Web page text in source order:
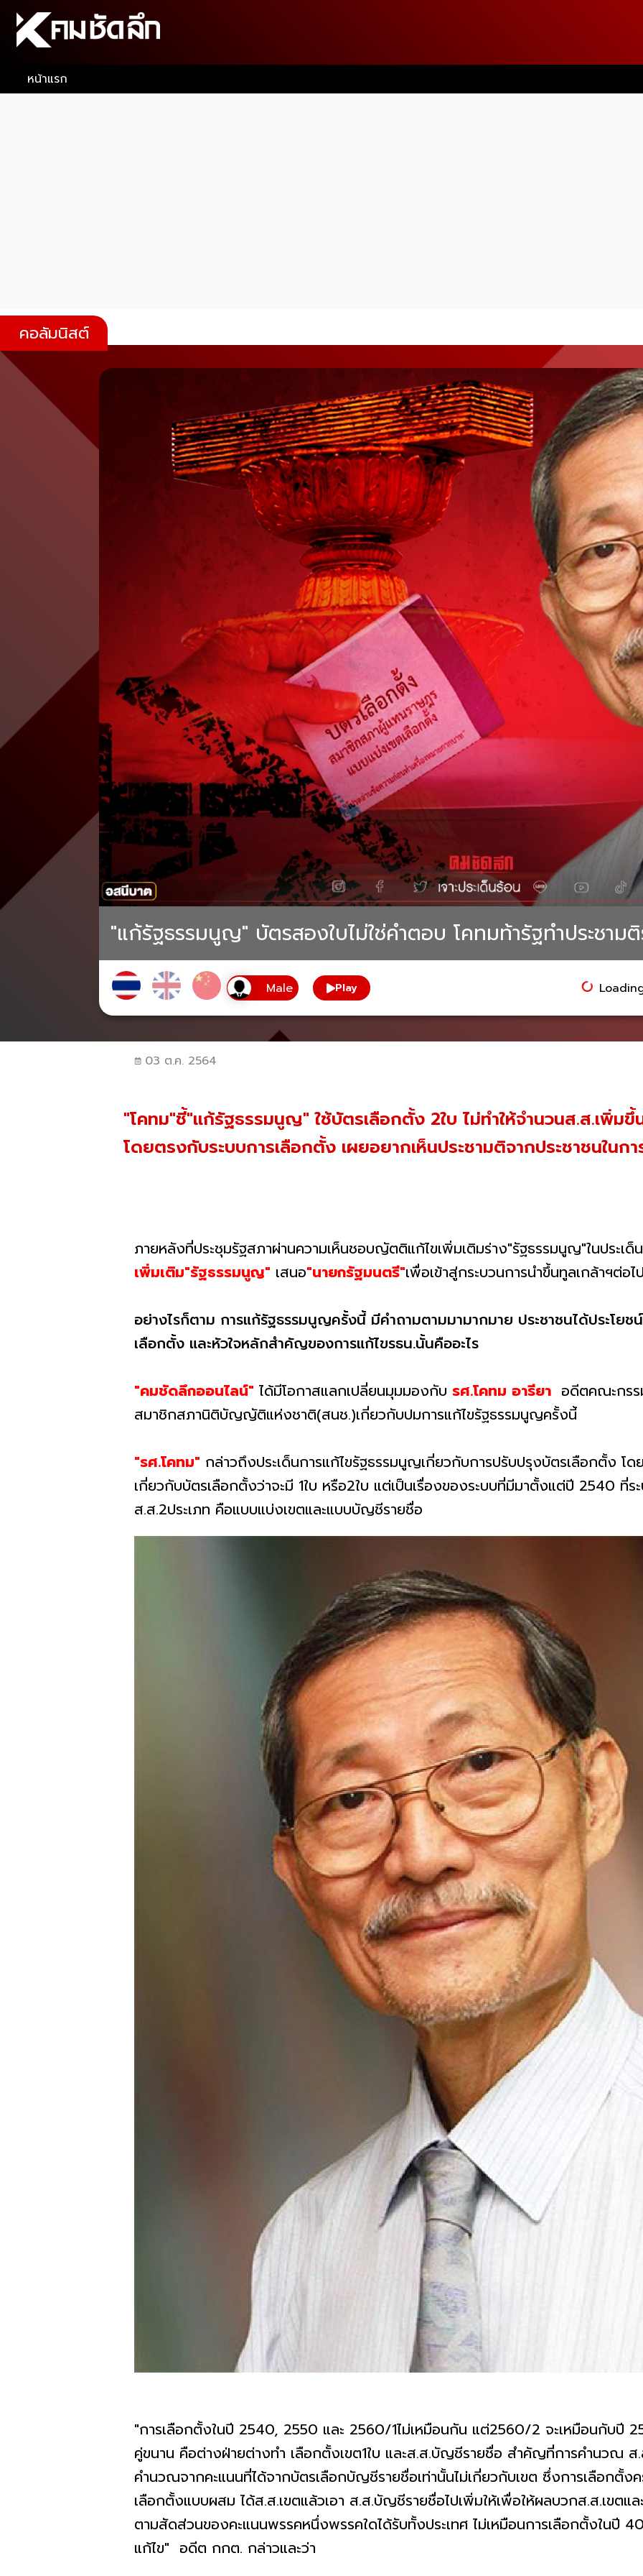
หน้าแรก
คอลัมนิสต์
"แก้รัฐธรรมนูญ" บัตรสองใบไม่ใช่คำตอบ โคทมท้ารัฐทำประชาม
Play
03 ต.ค. 2564
"โคทม"ชี้"แก้รัฐธรรมนูญ" ​ใช้บัตรเลือกตั้ง​ 2ใบ​ ไม่ทำให้จำนวนส.ส.​เพิ่ม
โดยตรงกับระบบการเลือกตั้ง เผยอยากเห็นประชามติจากประชาชน​ในก
ภายหลังที่ประชุมรัฐสภาผ่านความเห็นชอบญัตติแก้ไขเพิ่มเติมร่าง"รัฐธรรมนูญ"ในประเ
เพิ่มเติม"รัฐธรรมนูญ" เสนอ"นายกรัฐมนตรี"เพื่อเข้าสู่กระบวนการนำขึ้นทูลเกล้าฯต่อ
อย่างไรก็ตาม การแก้รัฐธรรมนูญครั้งนี้ มีคำถามตามมามากมาย ประชาชนได้ประโยชน์
เลือกตั้ง และหัวใจหลักสำคัญของการแก้ไขรธน.นั้นคืออะไร
"คมชัดลึกออนไลน์" ได้มีโอกาสแลกเปลี่ยนมุมมองกับ รศ.โคทม อารียา​ อดีตคณะกร
สมาชิกสภานิติบัญญัติแห่งชาติ​(สนช.)​เกี่ยวกับปมการแก้ไขรัฐธรรมนูญครั้งนี้
"รศ.โคทม" กล่าวถึงประเด็นการแก้ไขรัฐธรรมนูญเกี่ยวกับการปรับปรุงบัตรเลือกตั้ง​ โ
เกี่ยวกับบัตรเลือกตั้งว่าจะมี 1ใบ หรือ2ใบ​ แต่เป็นเรื่องของระบบที่มีมาตั้งแต่ปี​ 2540 ที่ร
ส.ส.2​ประเภท​ คือแบบแบ่งเขตและแบบบัญชีรายชื่อ
"การเลือกตั้งในปี​ 2540,​ 2550​ และ​ 2560/1​ไม่เหมือนกัน​ แต่​2560/2​ จะเหมือนกับปี​
คู่ขนาน​ คือต่างฝ่ายต่างทำ​ เลือกตั้งเขต1ใบ​ และส.ส.บัญชีรายชื่อ​ สำคัญที่การคำนวณ
คำนวณจากคะแนนที่ได้จากบัตรเลือกบัญชีรายชื่อเท่านั้นไม่เกี่ยวกับเขต​ ซึ่งการเลือกตั้ง
เลือกตั้งแบบผสม​ ได้ส.ส.เขตแล้วเอา​ ส.ส.บัญชีรายชื่อไปเพิ่มให้​เพื่อให้ผลบวกส.ส.เขตแ
ตามสัดส่วนของคะแนนพรรคหนึ่งพรรคใดได้รับทั้งประเทศ​ ไม่เหมือนการเลือกตั้งในปี​
แก้ไข​" อดีต​ กกต.​ กล่าวและว่า